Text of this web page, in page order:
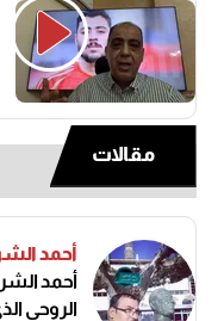
مقالات
أحمد
أحمد
الروحي